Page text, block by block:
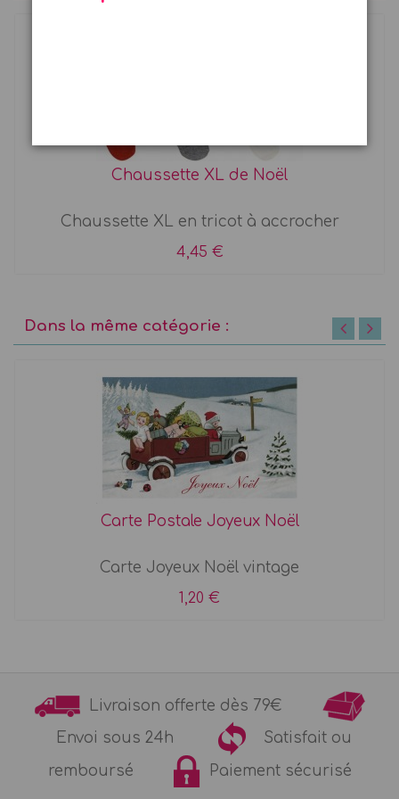
Chaussette XL de Noël
Chaussette XL en tricot à accrocher
4,45 €
Dans la même catégorie :
Carte Postale Joyeux Noël
Carte Joyeux Noël vintage
1,20 €
Livraison offerte dès 79€
Envoi sous 24h
Satisfait ou
remboursé
Paiement sécurisé